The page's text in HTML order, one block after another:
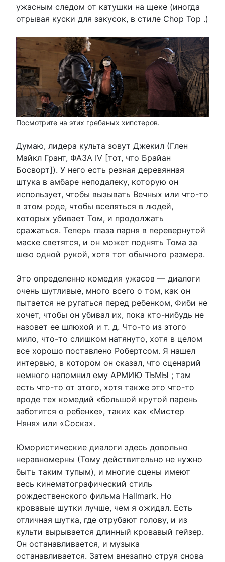
ужасным следом от катушки на щеке (иногда
отрывая куски для закусок, в стиле Chop Top .)
Посмотрите на этих гребаных хипстеров.
Думаю, лидера культа зовут Джекил (Глен
Майкл Грант, ФАЗА IV [тот, что Брайан
Босворт]). У него есть резная деревянная
штука в амбаре неподалеку, которую он
использует, чтобы вызывать Вечных или что-то
в этом роде, чтобы вселяться в людей,
которых убивает Том, и продолжать
сражаться. Теперь глаза парня в перевернутой
маске светятся, и он может поднять Тома за
шею одной рукой, хотя тот обычного размера.
Это определенно комедия ужасов — диалоги
очень шутливые, много всего о том, как он
пытается не ругаться перед ребенком, Фиби не
хочет, чтобы он убивал их, пока кто-нибудь не
назовет ее шлюхой и т. д. Что-то из этого
мило, что-то слишком натянуто, хотя в целом
все хорошо поставлено Робертсом. Я нашел
интервью, в котором он сказал, что сценарий
немного напомнил ему АРМИЮ ТЬМЫ ; там
есть что-то от этого, хотя также это что-то
вроде тех комедий «большой крутой парень
заботится о ребенке», таких как «Мистер
Няня» или «Соска».
Юмористические диалоги здесь довольно
неравномерны (Тому действительно не нужно
быть таким тупым), и многие сцены имеют
весь кинематографический стиль
рождественского фильма Hallmark. Но
кровавые шутки лучше, чем я ожидал. Есть
отличная шутка, где отрубают голову, и из
культи вырывается длинный кровавый гейзер.
Он останавливается, и музыка
останавливается. Затем внезапно струя снова